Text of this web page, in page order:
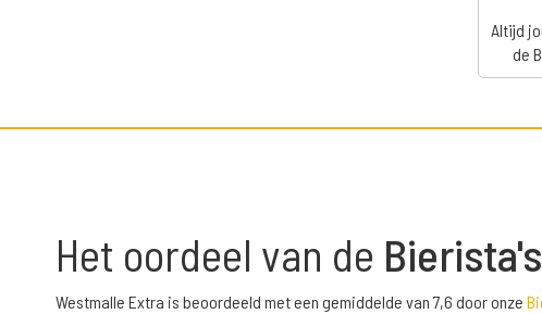
Altijd
de
Het oordeel van de Bierista's
Westmalle Extra is beoordeeld met een gemiddelde van 7,6 door onze